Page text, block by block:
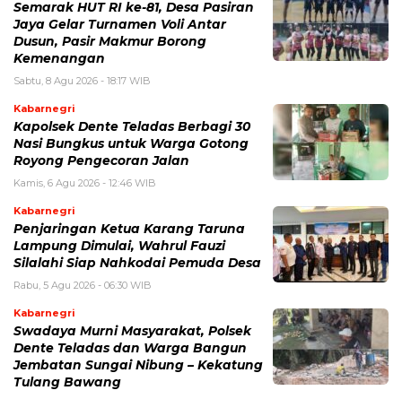
Semarak HUT RI ke-81, Desa Pasiran
Jaya Gelar Turnamen Voli Antar
Dusun, Pasir Makmur Borong
Kemenangan
Sabtu, 8 Agu 2026 - 18:17 WIB
Kabarnegri
Kapolsek Dente Teladas Berbagi 30
Nasi Bungkus untuk Warga Gotong
Royong Pengecoran Jalan
Kamis, 6 Agu 2026 - 12:46 WIB
Kabarnegri
Penjaringan Ketua Karang Taruna
Lampung Dimulai, Wahrul Fauzi
Silalahi Siap Nahkodai Pemuda Desa
Rabu, 5 Agu 2026 - 06:30 WIB
Kabarnegri
Swadaya Murni Masyarakat, Polsek
Dente Teladas dan Warga Bangun
Jembatan Sungai Nibung – Kekatung
Tulang Bawang